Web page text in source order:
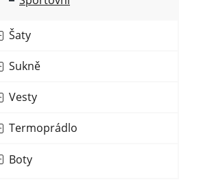
Šaty
Sukně
Vesty
Termoprádlo
Boty